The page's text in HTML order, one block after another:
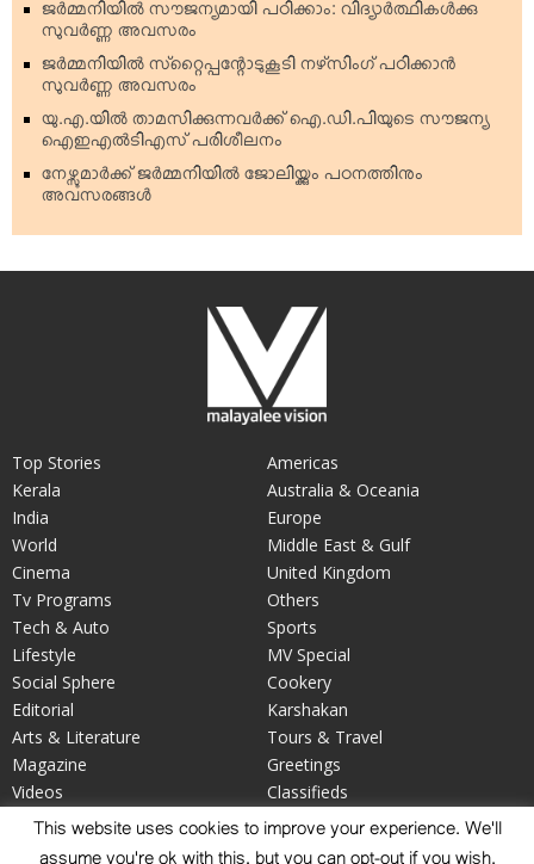
ജര്‍മ്മനിയില്‍ സൗജന്യമായി പഠിക്കാം: വിദ്യാര്‍ത്ഥികള്‍ക്കു
സുവര്‍ണ്ണ അവസരം
ജര്‍മ്മനിയില്‍ സ്‌റ്റൈപ്പന്റോടുകൂടി നഴ്‌സിംഗ് പഠിക്കാന്‍
സുവര്‍ണ്ണ അവസരം
യു.എ.യില്‍ താമസിക്കുന്നവര്‍ക്ക് ഐ.ഡി.പിയുടെ സൗജന്യ
ഐഇഎല്‍ടിഎസ് പരിശീലനം
നേഴ്സുമാര്‍ക്ക് ജര്‍മ്മനിയില്‍ ജോലിയ്ക്കും പഠനത്തിനും
അവസരങ്ങള്‍
Top Stories
Kerala
India
World
Cinema
Tv Programs
Tech & Auto
Americas
Australia & Oceania
Europe
Middle East & Gulf
United Kingdom
Others
Sports
Lifestyle
Social Sphere
Editorial
Arts & Literature
Magazine
Videos
Your Say
MV Special
Cookery
Karshakan
Tours & Travel
Greetings
Classifieds
Obituary
This website uses cookies to improve your experience. We'll